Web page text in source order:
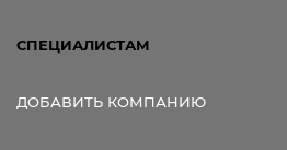
СПЕЦИАЛИСТАМ
ДОБАВИТЬ КОМПАНИЮ